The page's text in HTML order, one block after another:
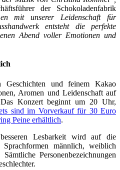
der Schokoladenfabrik
mit unserer Leidenschaft für
entsteht die perfekte
Abend voller Emotionen und
Geschichten und feinem Kakao
Aromen und Leidenschaft auf
Konzert beginnt um 20 Uhr,
sind im Vorverkauf für 30 Euro
Peine erhältlich.
Lesbarkeit wird auf die
männlich, weiblich
Personenbezeichnungen